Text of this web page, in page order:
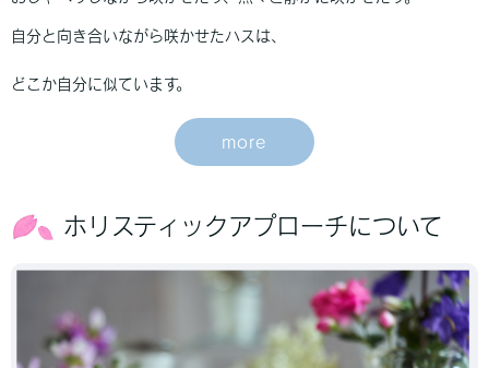
自分と向き合いながら咲かせたハスは、
どこか自分に似ています。
more
ホリスティックアプローチについて